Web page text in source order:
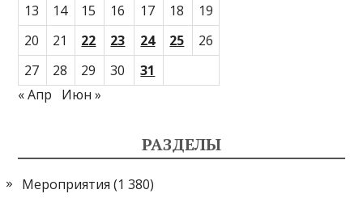
13
14 15 16 17 18
19
20
21 22 23 24 25
26
27
28 29 30
31
« Апр
Июн »
РАЗДЕЛЫ
Мероприятия (1 380)